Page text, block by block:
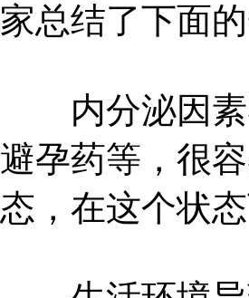
家总结了下面
内分泌因素
避孕药等，很
态，在这个状